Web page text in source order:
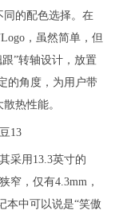
同的配色选择。在
，虽然简单，但
”转轴设计，放置
的角度，为用户带
热性能。
采用13.3英寸的
窄，仅有4.3mm，
本中可以说是“笑傲